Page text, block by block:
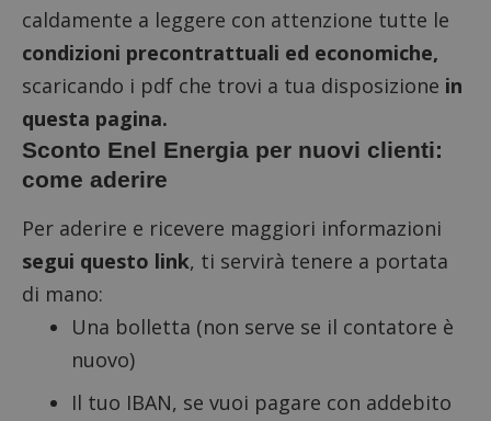
caldamente a leggere con attenzione tutte le
condizioni precontrattuali ed economiche,
scaricando i pdf che trovi a tua disposizione in
questa pagina.
Sconto Enel Energia per nuovi clienti:
come aderire
Per aderire e ricevere maggiori informazioni
segui questo link, ti servirà tenere a portata
di mano:
Una bolletta (non serve se il contatore è
nuovo)
Il tuo IBAN, se vuoi pagare con addebito